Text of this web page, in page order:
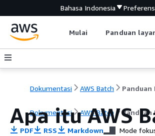
Bahasa Indonesia
Mulai Panduan
Dokumentasi AWS Batch Panduan
Dokumentasi AWS Batch Panduan
Apa itu AWS
PDF RSS Markdown Mode